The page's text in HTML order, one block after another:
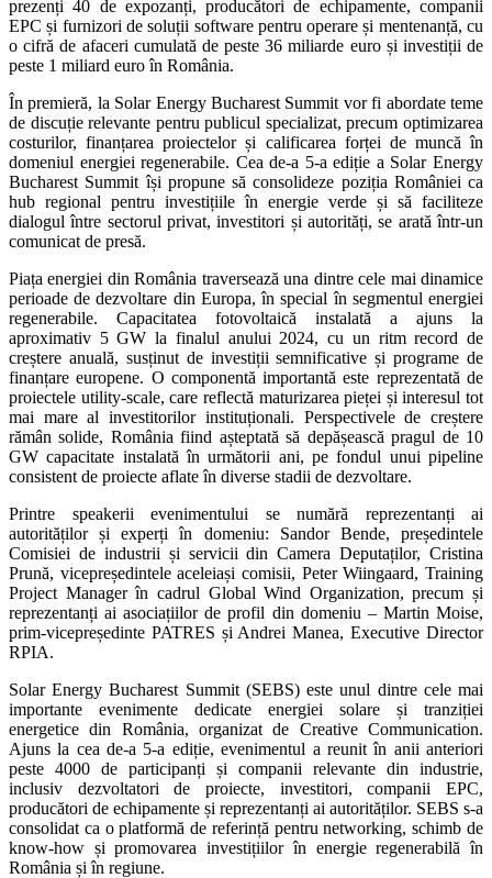
prezenți 40 de expozanți, producători de echipamente, companii
EPC și furnizori de soluții software pentru operare și mentenanță, cu
o cifră de afaceri cumulată de peste 36 miliarde euro și investiții de
peste 1 miliard euro în România.
În premieră, la Solar Energy Bucharest Summit vor fi abordate teme
de discuție relevante pentru publicul specializat, precum optimizarea
costurilor, finanțarea proiectelor și calificarea forței de muncă în
domeniul energiei regenerabile. Cea de-a 5-a ediție a Solar Energy
Bucharest Summit își propune să consolideze poziția României ca
hub regional pentru investițiile în energie verde și să faciliteze
dialogul între sectorul privat, investitori și autorități, se arată într-un
comunicat de presă.
Piața energiei din România traversează una dintre cele mai dinamice
perioade de dezvoltare din Europa, în special în segmentul energiei
regenerabile. Capacitatea fotovoltaică instalată a ajuns la
aproximativ 5 GW la finalul anului 2024, cu un ritm record de
creștere anuală, susținut de investiții semnificative și programe de
finanțare europene. O componentă importantă este reprezentată de
proiectele utility-scale, care reflectă maturizarea pieței și interesul tot
mai mare al investitorilor instituționali. Perspectivele de creștere
rămân solide, România fiind așteptată să depășească pragul de 10
GW capacitate instalată în următorii ani, pe fondul unui pipeline
consistent de proiecte aflate în diverse stadii de dezvoltare.
Printre speakerii evenimentului se numără reprezentanți ai
autorităților și experți în domeniu: Sandor Bende, președintele
Comisiei de industrii și servicii din Camera Deputaților, Cristina
Prună, vicepreședintele aceleiași comisii, Peter Wiingaard, Training
Project Manager în cadrul Global Wind Organization, precum și
reprezentanți ai asociațiilor de profil din domeniu – Martin Moise,
prim-vicepreședinte PATRES și Andrei Manea, Executive Director
RPIA.
Solar Energy Bucharest Summit (SEBS) este unul dintre cele mai
importante evenimente dedicate energiei solare și tranziției
energetice din România, organizat de Creative Communication.
Ajuns la cea de-a 5-a ediție, evenimentul a reunit în anii anteriori
peste 4000 de participanți și companii relevante din industrie,
inclusiv dezvoltatori de proiecte, investitori, companii EPC,
producători de echipamente și reprezentanți ai autorităților. SEBS s-a
consolidat ca o platformă de referință pentru networking, schimb de
know-how și promovarea investițiilor în energie regenerabilă în
România și în regiune.